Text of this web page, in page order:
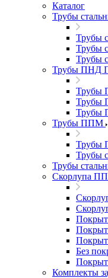
Каталог
Трубы
Трубы
Трубы
Трубы
Трубы ПНД
Трубы ППМ
Трубы
Трубы
Трубы
Скорлупа
Без
Комплекты